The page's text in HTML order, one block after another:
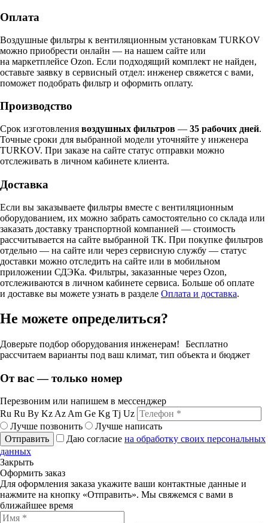
Оплата
Воздушные фильтры к вентиляционным установкам TURKOV
можно приобрести онлайн — на нашем сайте или
на маркетплейсе Ozon. Если подходящий комплект не найден,
оставьте заявку в сервисный отдел: инженер свяжется с вами,
поможет подобрать фильтр и оформить оплату.
Производство
Срок изготовления воздушных фильтров — 35 рабочих дней.
Точные сроки для выбранной модели уточняйте у инженера
TURKOV. При заказе на сайте статус отправки можно
отслеживать в личном кабинете клиента.
Доставка
Если вы заказываете фильтры вместе с вентиляционным
оборудованием, их можно забрать самостоятельно со склада или
заказать доставку транспортной компанией — стоимость
рассчитывается на сайте выбранной ТК. При покупке фильтров
отдельно — на сайте или через сервисную службу — статус
доставки можно отследить на сайте или в мобильном
приложении СДЭКа. Фильтры, заказанные через Ozon,
отслеживаются в личном кабинете сервиса. Больше об оплате
и доставке вы можете узнать в разделе Оплата и доставка.
Не можете определиться?
Доверьте подбор оборудования инженерам! Бесплатно
рассчитаем варианты под ваш климат, тип объекта и бюджет
От вас — только номер
Перезвоним или напишем в мессенджер
Ru Ru By Kz Az Am Ge Kg Tj Uz
Лучше позвонить
Лучше написать
Отправить
Даю согласие на обработку своих персональных
данных
Закрыть
Оформить заказ
Для оформления заказа укажите ваши контактные данные и
нажмите на кнопку «Отправить». Мы свяжемся с вами в
ближайшее время